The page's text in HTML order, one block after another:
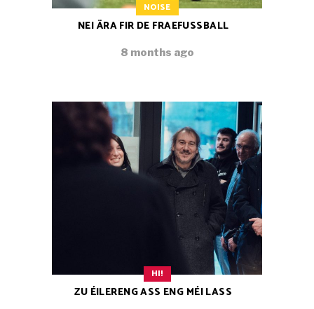
NOISE
NEI ÄRA FIR DE FRAEFUSSBALL
8 months ago
HI!
ZU ÉILERENG ASS ENG MÉI LASS